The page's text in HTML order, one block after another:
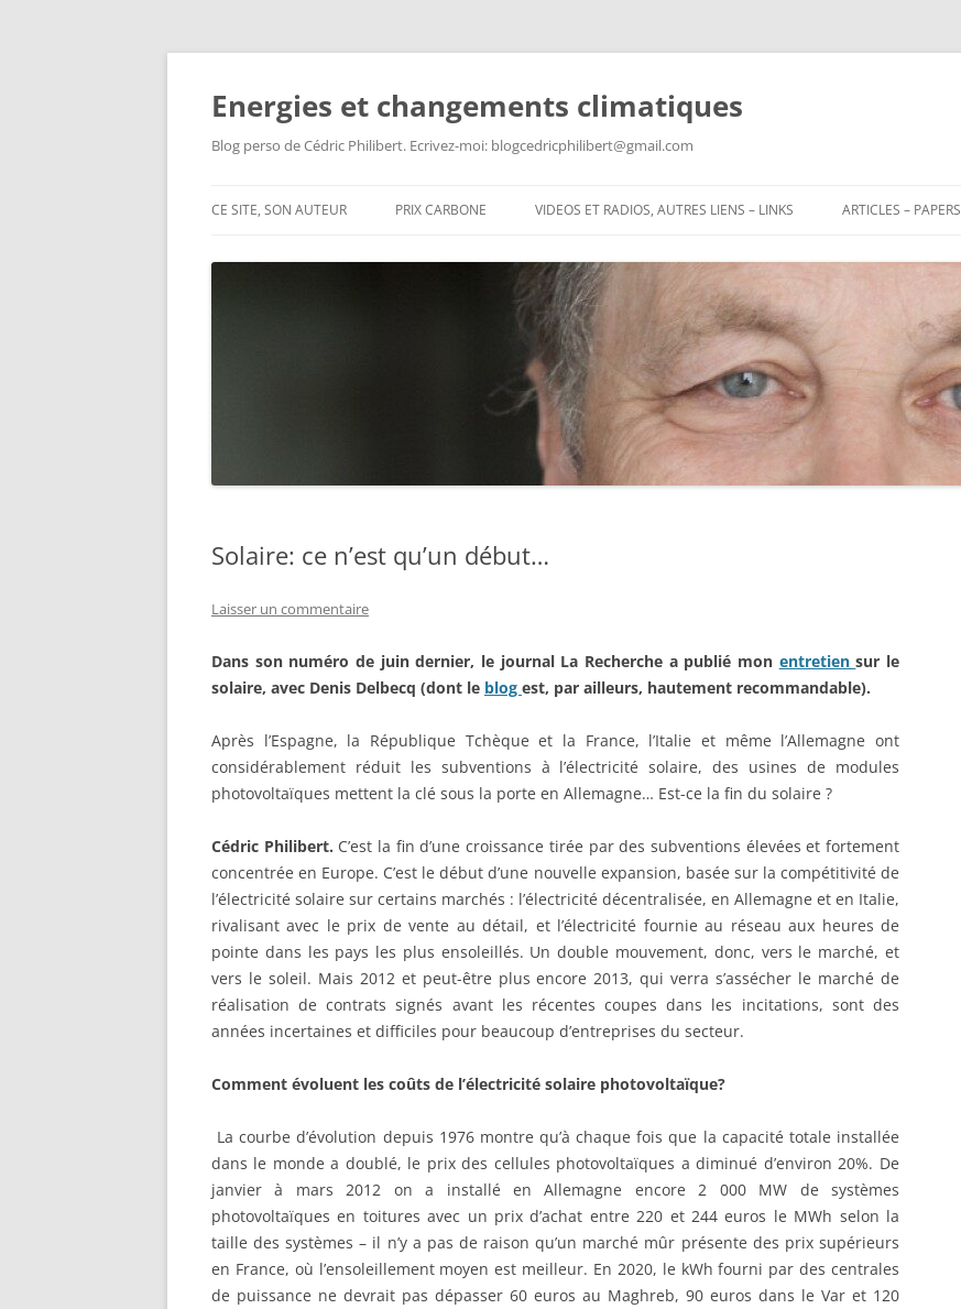
Aller
Energies et changements climatiques
Blog perso de Cédric Philibert. Ecrivez-moi: blogcedricphilibert@gmail.com
CE SITE, SON AUTEUR PRIX CARBONE VIDEOS ET RADIOS, AUTRES LIENS – LINKS ARTICLES – PAPERS
Solaire: ce n’est qu’un début…
Laisser un commentaire
Dans son numéro de juin dernier, le journal La Recherche a publié mon entretiensur le
solaire, avec Denis Delbecq (dont le blog est, par ailleurs, hautement recommandable).
Après l’Espagne, la République Tchèque et la France, l’Italie et même l’Allemagne ont
considérablement réduit les subventions à l’électricité solaire, des usines de modules
photovoltaïques mettent la clé sous la porte en Allemagne… Est-ce la fin du solaire ?
Cédric Philibert. C’est la fin d’une croissance tirée par des subventions élevées et fortement
concentrée en Europe. C’est le début d’une nouvelle expansion, basée sur la compétitivité de
l’électricité solaire sur certains marchés : l’électricité décentralisée, en Allemagne et en Italie,
rivalisant avec le prix de vente au détail, et l’électricité fournie au réseau aux heures de
pointe dans les pays les plus ensoleillés. Un double mouvement, donc, vers le marché, et
vers le soleil. Mais 2012 et peut-être plus encore 2013, qui verra s’assécher le marché de
réalisation de contrats signés avant les récentes coupes dans les incitations, sont des
années incertaines et difficiles pour beaucoup d’entreprises du secteur.
Comment évoluent les coûts de l’électricité solaire photovoltaïque?
La courbe d’évolution depuis 1976 montre qu’à chaque fois que la capacité totale installée
dans le monde a doublé, le prix des cellules photovoltaïques a diminué d’environ 20%. De
janvier à mars 2012 on a installé en Allemagne encore 2 000 MW de systèmes
photovoltaïques en toitures avec un prix d’achat entre 220 et 244 euros le MWh selon la
taille des systèmes – il n’y a pas de raison qu’un marché mûr présente des prix supérieurs
en France, où l’ensoleillement moyen est meilleur. En 2020, le kWh fourni par des centrales
de puissance ne devrait pas dépasser 60 euros au Maghreb, 90 euros dans le Var et 120